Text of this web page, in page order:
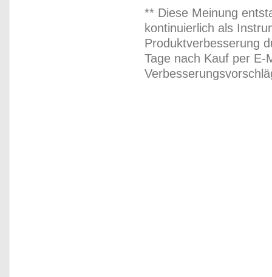
** Diese Meinung
kontinuierlich als
Produktverbesserung
Tage nach Kauf per E-